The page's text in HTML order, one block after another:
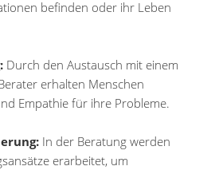
befinden oder ihr Leben
Durch den Austausch mit einem
erhalten Menschen
Empathie für ihre Probleme.
In der Beratung werden
erarbeitet, um